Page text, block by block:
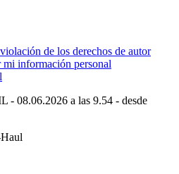
de los derechos de autor
información personal
08.06.2026 a las 9.54 - desde